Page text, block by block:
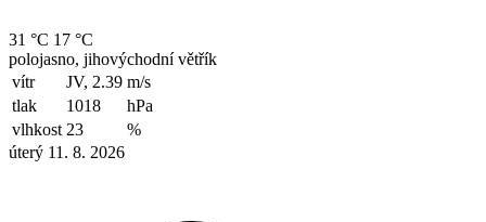
31 °C 17 °C
polojasno, jihovýchodní větřík
vítr
JV, 2.39 m/s
tlak
1018
hPa
vlhkost 23
%
úterý 11. 8. 2026